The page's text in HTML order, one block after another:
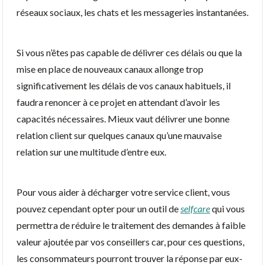
réseaux sociaux, les chats et les messageries instantanées.
Si vous n’êtes pas capable de délivrer ces délais ou que la
mise en place de nouveaux canaux allonge trop
significativement les délais de vos canaux habituels, il
faudra renoncer à ce projet en attendant d’avoir les
capacités nécessaires. Mieux vaut délivrer une bonne
relation client sur quelques canaux qu’une mauvaise
relation sur une multitude d’entre eux.
Pour vous aider à décharger votre service client, vous
pouvez cependant opter pour un outil de selfcarequi vous
permettra de réduire le traitement des demandes à faible
valeur ajoutée par vos conseillers car, pour ces questions,
les consommateurs pourront trouver la réponse par eux-